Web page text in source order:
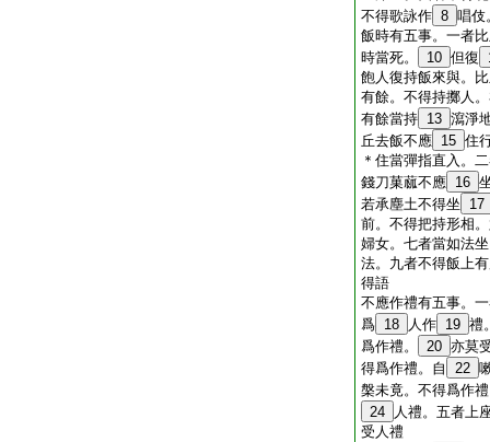
不得歌詠作 8 唱伎
飯時有五事。一者
時當死。
10 但復
飽人復持飯來與。
有餘。不得持擲人
有餘當持 13 瀉淨
丘去飯不應 15 住
＊住當彈指直入。
錢刀菓蓏不應 16
若承塵土不得坐
17
前。不得把持形相
婦女。七者當如法
法。九者不得飯上
得語
不應作禮有五事。
爲 18 人作 19 禮
爲作禮。
20 亦莫
得爲作禮。自
22
槃未竟。不得爲作
24
人禮。五者上
受人禮